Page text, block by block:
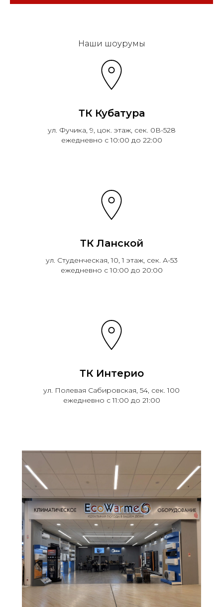
Наши шоурумы
ТК Кубатура
ул. Фучика, 9, цок. этаж, сек. 0В-528
ежедневно с 10:00 до 22:00
ТК Ланской
ул. Студенческая, 10, 1 этаж, сек. А-53
ежедневно с 10:00 до 20:00
ТК Интерио
ул. Полевая Сабировская, 54, сек. 100
ежедневно с 11:00 до 21:00